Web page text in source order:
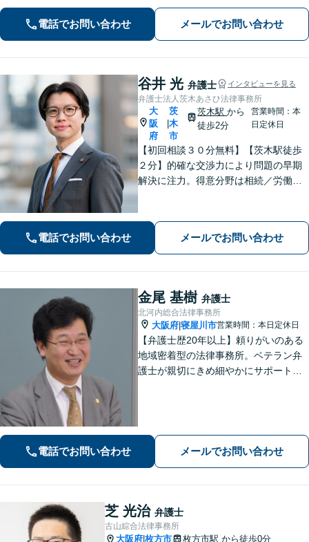
交通事故などに注力。どんな小さなお
悩みでお気軽にご相談ください【夜
間・休日面談】【完全個室】【樟葉駅5
分】
電話でお問い合わせ メールでお問い合わせ
谷井 光 弁護士 インタビューを見る
弁護士法人茨木あさひ法律事務所
大
阪
府
茨
木
市
茨木駅から
徒歩2分
営業時間：本
日定休日
【初回相談３０分無料】【茨木駅徒歩
２分】的確な交渉力により問題の早期
解決に注力。得意分野は相続／労働／
度の高い解決を目指します。まずはお
気軽にお電話下さい。
電話でお問い合わせ メールでお問い合わせ
金尾 基樹 弁護士
北河内総合法律事務所
大阪府 寝屋川市営業時間：本日定休日
【弁護士歴20年以上】頼りがいのある
地域密着型の法律事務所。ベテラン弁
護士が親切にきめ細やかにサポートし
電話でお問い合わせ メールでお問い合わせ
芝 光治 弁護士
古山綜合法律事務所
大阪府 枚方市 枚方市駅 から徒歩0分